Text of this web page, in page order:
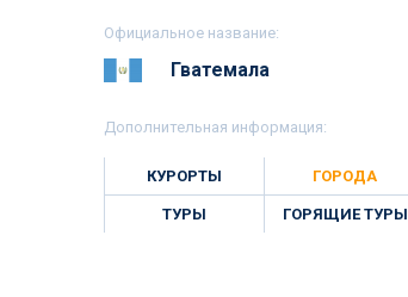
Официальное название:
Гватемала
Дополнительная информация:
КУРОРТЫ ГОРОДА
ТУРЫ ГОРЯЩИЕ ТУРЫ